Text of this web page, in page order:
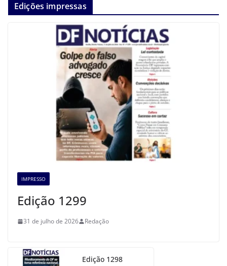
Edições impressas
IMPRESSO
Edição 1299
31 de julho de 2026 Redação
Edição 1298